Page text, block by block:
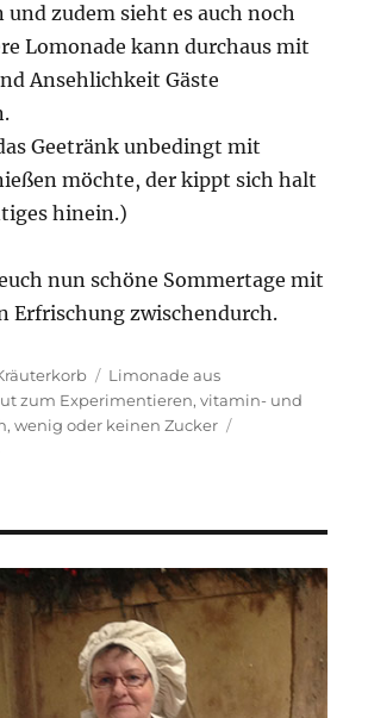
und zudem sieht es auch noch
Lomonade kann durchaus mit
Ansehlichkeit Gäste
Geetränk unbedingt mit
möchte, der kippt sich halt
hinein.)
nun schöne Sommertage mit
Erfrischung zwischendurch.
Schlagwörter
Limonade aus
zum Experimentieren,vitamin- und
,wenig oder keinen Zucker
zu
feines
Sommergetränk